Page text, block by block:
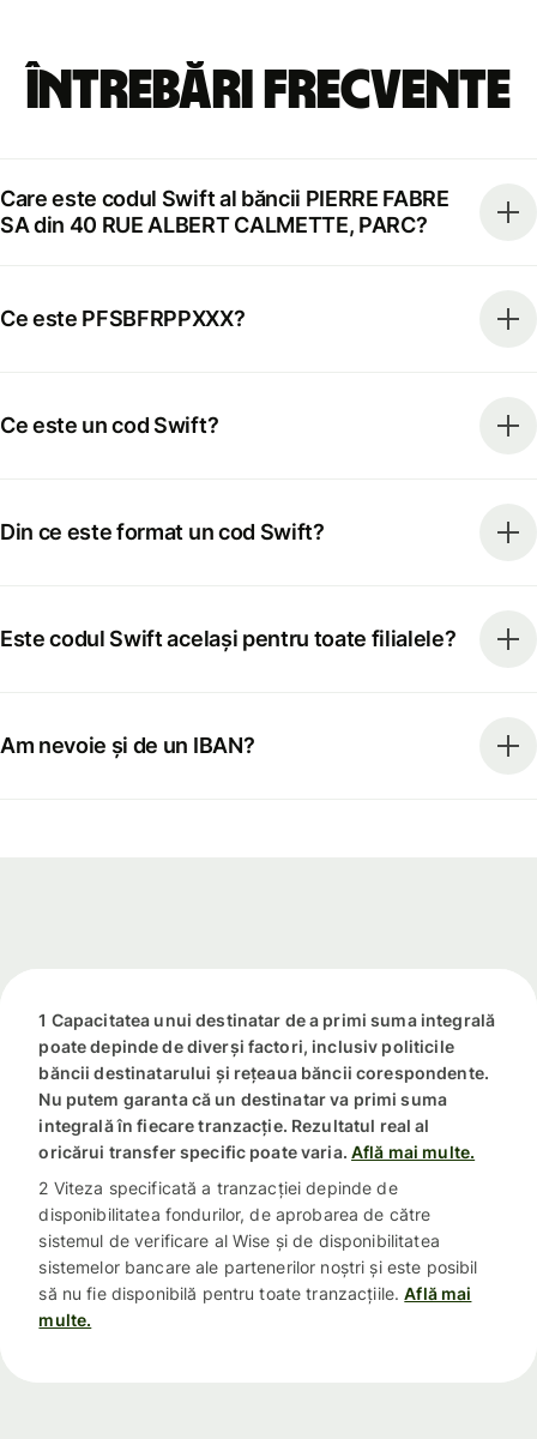
Întrebări frecvente
Care este codul Swift al băncii PIERRE FABRE
SA din 40 RUE ALBERT CALMETTE, PARC?
Ce este PFSBFRPPXXX?
Ce este un cod Swift?
Din ce este format un cod Swift?
Este codul Swift același pentru toate filialele?
Am nevoie și de un IBAN?
1 Capacitatea unui destinatar de a primi suma integrală
poate depinde de diverși factori, inclusiv politicile
băncii destinatarului și rețeaua băncii corespondente.
Nu putem garanta că un destinatar va primi suma
integrală în fiecare tranzacție. Rezultatul real al
oricărui transfer specific poate varia. Află mai multe.
2 Viteza specificată a tranzacției depinde de
disponibilitatea fondurilor, de aprobarea de către
sistemul de verificare al Wise și de disponibilitatea
sistemelor bancare ale partenerilor noștri și este posibil
să nu fie disponibilă pentru toate tranzacțiile. Află mai
multe.